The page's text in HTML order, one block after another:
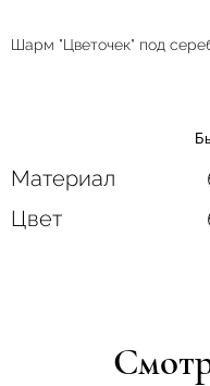
Шарм "Цветочек" под
Материал
Цвет